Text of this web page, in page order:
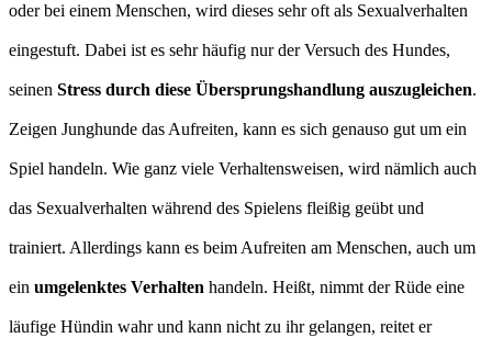
oder bei einem Menschen, wird dieses sehr oft als Sexualverhalten
eingestuft. Dabei ist es sehr häufig nur der Versuch des Hundes,
seinen Stress durch diese Übersprungshandlung auszugleichen.
Zeigen Junghunde das Aufreiten, kann es sich genauso gut um ein
Spiel handeln. Wie ganz viele Verhaltensweisen, wird nämlich auch
das Sexualverhalten während des Spielens fleißig geübt und
trainiert. Allerdings kann es beim Aufreiten am Menschen, auch um
ein umgelenktes Verhalten handeln. Heißt, nimmt der Rüde eine
läufige Hündin wahr und kann nicht zu ihr gelangen, reitet er